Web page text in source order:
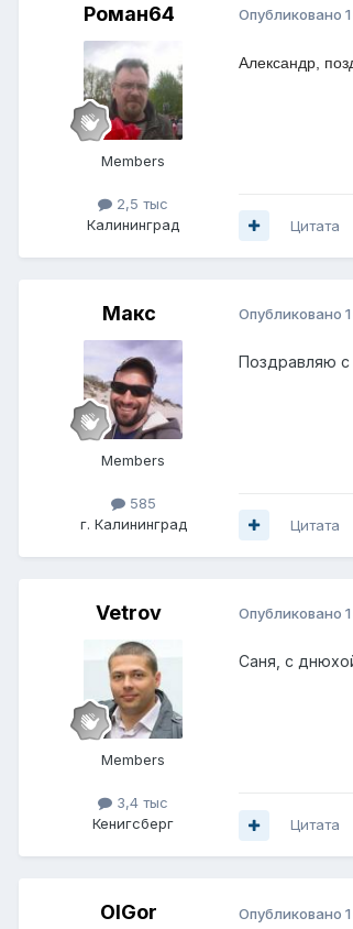
Роман64
Members
2,5 тыс
Калининград
Опубликовано
Александр,
Цитата
Макс
Members
585
г. Калининград
Опубликовано
Поздравляю
Цитата
Vetrov
Members
3,4 тыс
Кенигсберг
Опубликовано
Саня, с
Цитата
OlGor Опубликовано